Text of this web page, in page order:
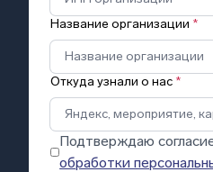
Название организации *
Откуда узнали о нас *
Подтверждаю
обработки